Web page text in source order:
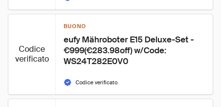
Codice
verificato
BUONO
eufy Mähroboter E15 Deluxe-Set -
€999(€283.98off) w/Code:
WS24T282E0V0
Codice verificato